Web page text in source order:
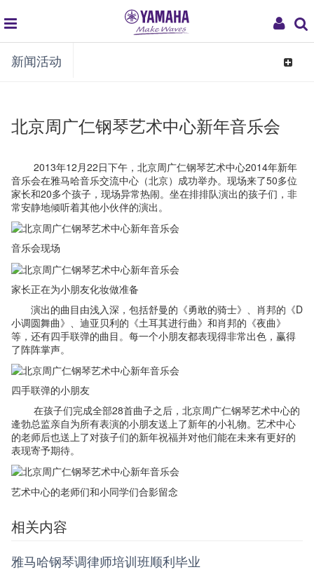
My
global
navigation
新闻活动
Toggle
北京周广仁钢琴艺术中心新年音乐会
2013年12月22日下午，北京周广仁钢琴艺术中心2014年新年
音乐会在雅马哈音乐交流中心（北京）成功举办。现场来了50多位
家长和20多个孩子，现场异常热闹。坐在排排队演出的孩子们，非
常安静地倾听着其他小伙伴的演出。
音乐会现场
家长正在为小朋友化妆做准备
演出的曲目由浅入深，包括舒曼的《勇敢的骑士》、肖邦的《D
小调圆舞曲》、迪亚贝利的《土耳其进行曲》和肖邦的《夜曲》
等，还有四手联弹的曲目。每一个小朋友都表现得非常出色，赢得
了阵阵掌声。
四手联弹的小朋友
在孩子们完成全部28首曲子之后，北京周广仁钢琴艺术中心的
逄勃总监亲自为所有表演的小朋友送上了新年的小礼物。艺术中心
的老师后也送上了对孩子们的新年祝福并对他们能在未来有更好的
表现寄予期待。
艺术中心的老师们和小同学们合影留念
相关内容
雅马哈钢琴调律师培训班顺利毕业